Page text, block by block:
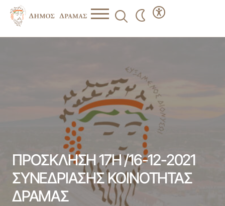
ΠΡΟΣΚΛΗΣΗ 17Η /16-12-2021
ΣΥΝΕΔΡΙΑΣΗΣ ΚΟΙΝΟΤΗΤΑΣ
ΔΡΑΜΑΣ